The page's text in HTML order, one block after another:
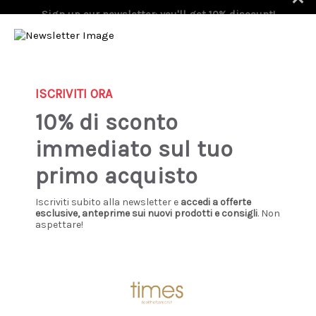
Sign up our newsletter: you'll get 10% discount!
Home Donna
BODY
Sale
ISCRIVITI ORA
10% di sconto
immediato sul tuo
primo acquisto
Iscriviti subito alla newsletter e accedi a offerte
esclusive, anteprime sui nuovi prodotti e consigli. Non
aspettare!